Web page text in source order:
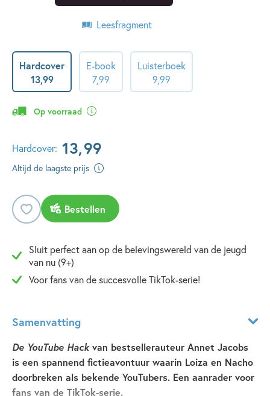
Leesfragment
Hardcover
13,99
E-book
7,99
Luisterboek
999
Op voorraad
Hardcover: 13,99
Altijd de laagste prijs
Bestellen
Sluit perfect aan op de belevingswereld van de jeugd
van nu (9+)
Voor fans van de succesvolle TikTok-serie!
Samenvatting
De YouTube Hackvan bestsellerauteur Annet Jacobs
is een spannend fictieavontuur waarin Loiza en Nacho
doorbreken als bekende YouTubers. Een aanrader voor
fans van de TikTok-serie.